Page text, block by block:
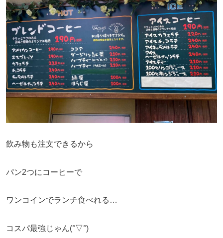
飲み物も注文できるから
パン2つにコーヒーで
ワンコインでランチ食べれる…
コスパ最強じゃん(°▽°)